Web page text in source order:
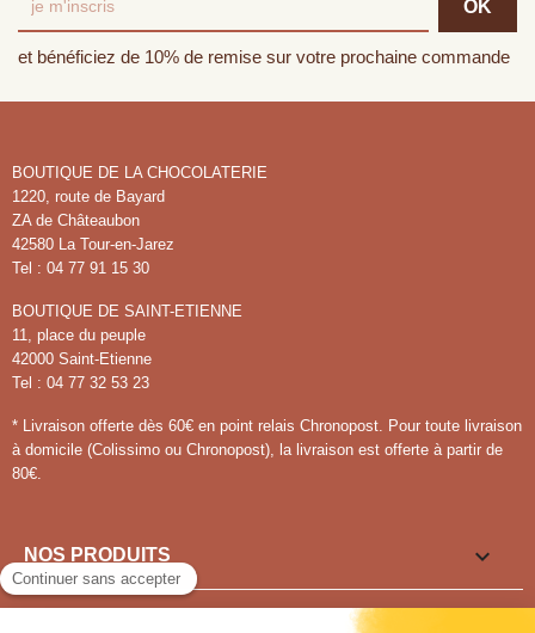
et bénéficiez de 10% de remise sur votre prochaine commande
BOUTIQUE DE LA CHOCOLATERIE
1220, route de Bayard
ZA de Châteaubon
42580 La Tour-en-Jarez
Tel : 04 77 91 15 30
BOUTIQUE DE SAINT-ETIENNE
11, place du peuple
42000 Saint-Etienne
Tel : 04 77 32 53 23
* Livraison offerte dès 60€ en point relais Chronopost. Pour toute livraison
à domicile (Colissimo ou Chronopost), la livraison est offerte à partir de
80€.
NOS PRODUITS 
